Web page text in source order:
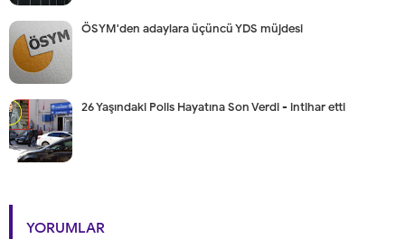
ÖSYM'den adaylara üçüncü YDS müjdesi
26 Yaşındaki Polis Hayatına Son Verdi - intihar etti
YORUMLAR